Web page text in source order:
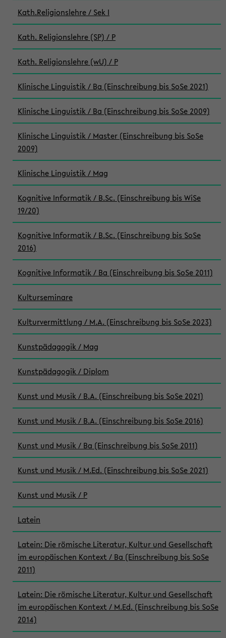
Kath.Religionslehre / Sek I
Kath. Religionslehre (SP) / P
Kath. Religionslehre (wU) / P
Klinische Linguistik / Ba (Einschreibung bis SoSe 2021)
Klinische Linguistik / Ba (Einschreibung bis SoSe 2009)
Klinische Linguistik / Master (Einschreibung bis SoSe
2009)
Klinische Linguistik / Mag
Kognitive Informatik / B.Sc. (Einschreibung bis WiSe
19/20)
Kognitive Informatik / B.Sc. (Einschreibung bis SoSe
2016)
Kognitive Informatik / Ba (Einschreibung bis SoSe 2011)
Kulturseminare
Kulturvermittlung / M.A. (Einschreibung bis SoSe 2023)
Kunstpädagogik / Mag
Kunstpädagogik / Diplom
Kunst und Musik / B.A. (Einschreibung bis SoSe 2021)
Kunst und Musik / B.A. (Einschreibung bis SoSe 2016)
Kunst und Musik / Ba (Einschreibung bis SoSe 2011)
Kunst und Musik / M.Ed. (Einschreibung bis SoSe 2021)
Kunst und Musik / P
Latein
Latein: Die römische Literatur, Kultur und Gesellschaft
im europäischen Kontext / Ba (Einschreibung bis SoSe
2011)
Latein: Die römische Literatur, Kultur und Gesellschaft
im europäischen Kontext / M.Ed. (Einschreibung bis SoSe
2014)